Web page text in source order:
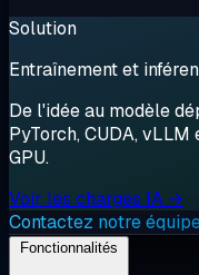
Solution
Entraînement et
De l'idée au modèle
PyTorch, CUDA,
GPU.
Voir les charges IA →
Contactez notre